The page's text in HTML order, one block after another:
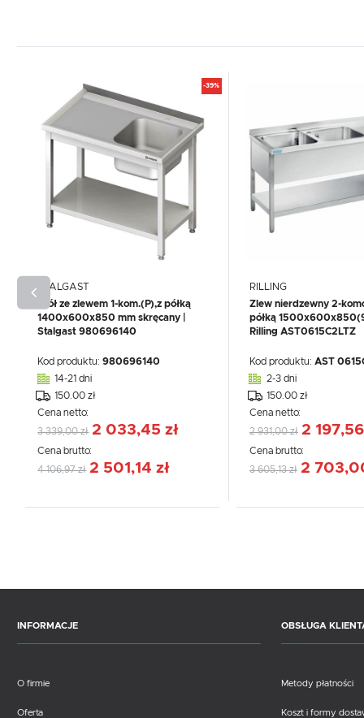
-39%
STALGAST
Stół ze zlewem 1-kom.(P),z półką
1400x600x850 mm skręcany |
Stalgast 980696140
Kod produktu:980696140
14-21 dni
150.00 zł
Cena netto:
3 339,00 zł 2 033,45 zł
Cena brutto:
4 106,97 zł 2 501,14 zł
RILLING
Zlew nierdzewny 2-
półką
Rilling AST0615C2LTZ
Kod produktu: AST
2-3 dni
150.00 zł
Cena netto:
2 931,00 zł 2
Cena brutto:
3 605,13 zł 2
INFORMACJE
O firmie
Oferta
OBSŁUGA
Metody płatności
Koszt i formy